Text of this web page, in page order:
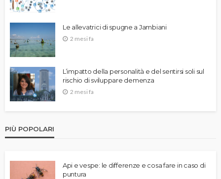
Le allevatrici di spugne a Jambiani
2 mesi fa
L’impatto della personalità e del sentirsi soli sul
rischio di sviluppare demenza
2 mesi fa
PIÙ POPOLARI
Api e vespe: le differenze e cosa fare in caso di
puntura